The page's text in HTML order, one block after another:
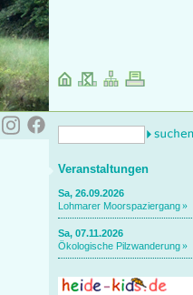
Veranstaltungen
Sa, 26.09.2026
Lohmarer Moorspaziergang
Sa, 07.11.2026
Ökologische Pilzwanderung